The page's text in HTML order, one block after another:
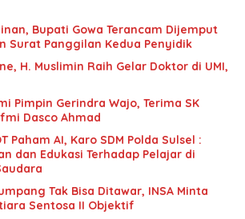
Bupati Gowa Terancam Dijemput
Surat Panggilan Kedua Penyidik
H. Muslimin Raih Gelar Doktor di UMI,
Pimpin Gerindra Wajo, Terima SK
Dasco Ahmad
Paham AI, Karo SDM Polda Sulsel :
dan Edukasi Terhadap Pelajar di
Tak Bisa Ditawar, INSA Minta
Sentosa II Objektif